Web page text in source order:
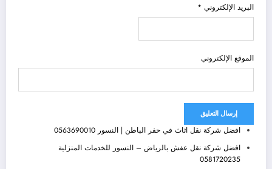
البريد الإلكتروني *
الموقع الإلكتروني
افضل شركة نقل اثاث في حفر الباطن | النسور 0563690010
افضل شركة نقل عفش بالرياض – النسور للخدمات المنزلية
0581720235